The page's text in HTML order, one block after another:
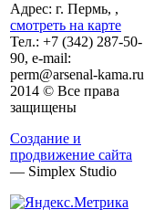
Адрес: г. Пермь, ,
смотреть на карте
Тел.: +7 (342) 287-50-
90, e-mail:
perm@arsenal-kama.ru
2014 © Все права
защищены
Создание и
продвижение сайта
— Simplex Studio